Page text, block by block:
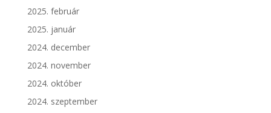
2025. február
2025. január
2024. december
2024. november
2024. október
2024. szeptember